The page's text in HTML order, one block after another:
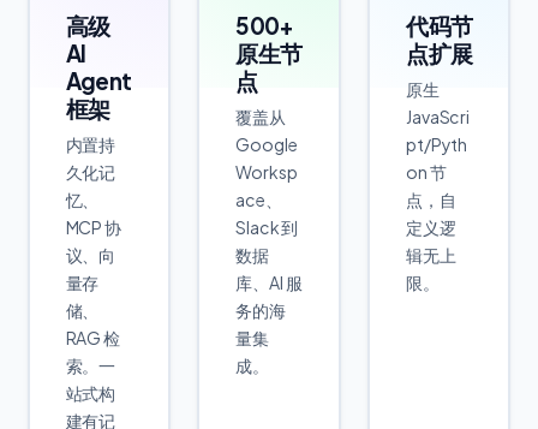
高级
AI
Agent
框架
内置持
久化记
忆、
MCP 协
议、向
量存
储、
RAG 检
索。一
站式构
建有记
500+
原生节
点
覆盖从
Google
Worksp
ace、
Slack 到
数据
库、AI 服
务的海
量集
成。
代码节
点扩展
原生
JavaScri
pt/Pyth
on 节
点，自
定义逻
辑无上
限。